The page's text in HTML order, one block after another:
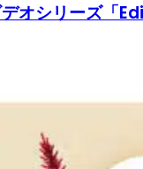
オシリーズ「